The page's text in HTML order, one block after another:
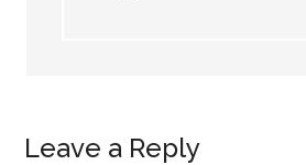
Leave a Reply